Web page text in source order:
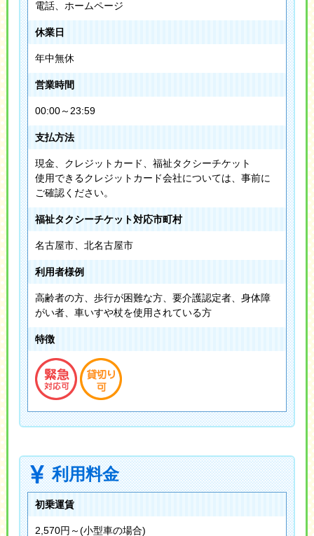
電話、ホームページ
休業日
年中無休
営業時間
00:00～23:59
支払方法
現金、クレジットカード、福祉タクシーチケット
使用できるクレジットカード会社については、事前に
ご確認ください。
福祉タクシーチケット対応市町村
名古屋市、北名古屋市
利用者様例
高齢者の方、歩行が困難な方、要介護認定者、身体障
がい者、車いすや杖を使用されている方
特徴
利用料金
初乗運賃
2,570円～(小型車の場合)